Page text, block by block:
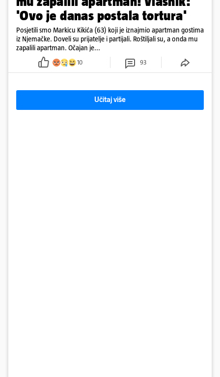
'Ovo je danas postala tortura'
Posjetili smo Markicu Kikića (63) koji je iznajmio apartman gostima
iz Njemačke. Doveli su prijatelje i partijali. Roštiljali su, a onda mu
zapalili apartman. Očajan je...
10 93
Učitaj više